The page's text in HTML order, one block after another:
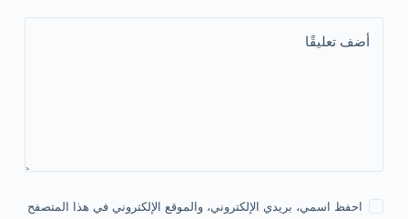
أضف تعليقًا
احفظ اسمي، بريدي الإلكتروني، والموقع الإلكتروني في هذا المتصفح